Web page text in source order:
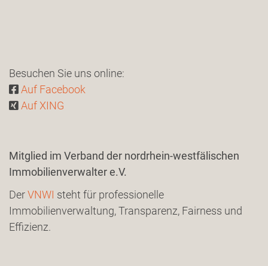
Besuchen Sie uns online:
Auf Facebook
Auf XING
Mitglied im Verband der nordrhein-westfälischen
Immobilienverwalter e.V.
DerVNWI steht für professionelle
Immobilienverwaltung, Transparenz, Fairness und
Effizienz.